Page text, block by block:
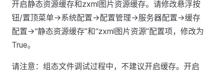
开启静态资源缓存和zxml图片资源缓存。请修改悬浮按
钮/置顶菜单->系统配置->配置管理->服务器配置->缓存
配置->“静态资源缓存”和“zxml图片资源”配置项，修改为
True。
请注意：组态文件调试过程中，不建议开启缓存。开启